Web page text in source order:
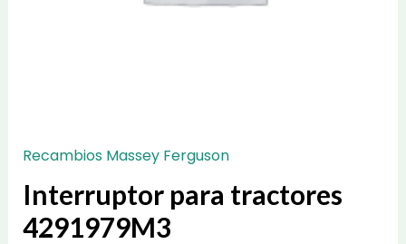
Recambios Massey Ferguson
Interruptor para tractores
4291979M3